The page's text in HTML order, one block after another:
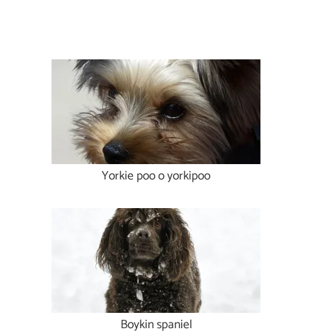
Yorkie poo o yorkipoo
Boykin spaniel